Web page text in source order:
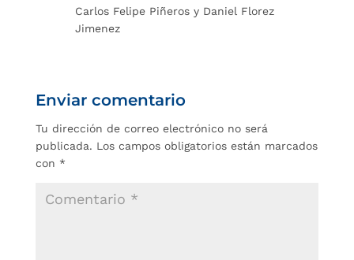
Carlos Felipe Piñeros y Daniel Florez
Jimenez
Enviar comentario
Tu dirección de correo electrónico no será
publicada. Los campos obligatorios están marcados
con *